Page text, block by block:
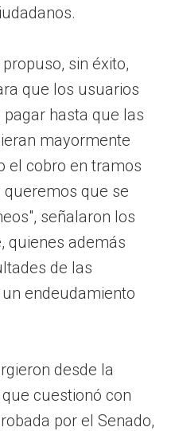
sin éxito,
que los usuarios
hasta que las
mayormente
el cobro en tramos
queremos que se
señalaron los
quienes además
de las
endeudamiento
desde la
cuestionó con
por el Senado,